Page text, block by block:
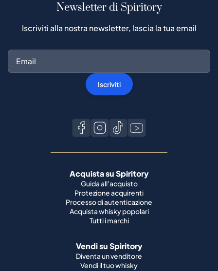
Newsletter di Spiritory
Iscriviti alla nostra newsletter, lascia la tua email
Iscriviti
Acquista su Spiritory
Guida all'acquisto
Protezione acquirenti
Processo di autenticazione
Acquista whisky popolari
Tutti i marchi
Vendi su Spiritory
Diventa un venditore
Vendi il tuo whisky